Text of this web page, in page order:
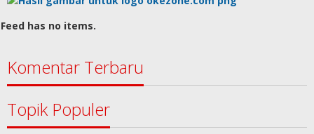
Feed has no items.
Komentar Terbaru
Topik Populer